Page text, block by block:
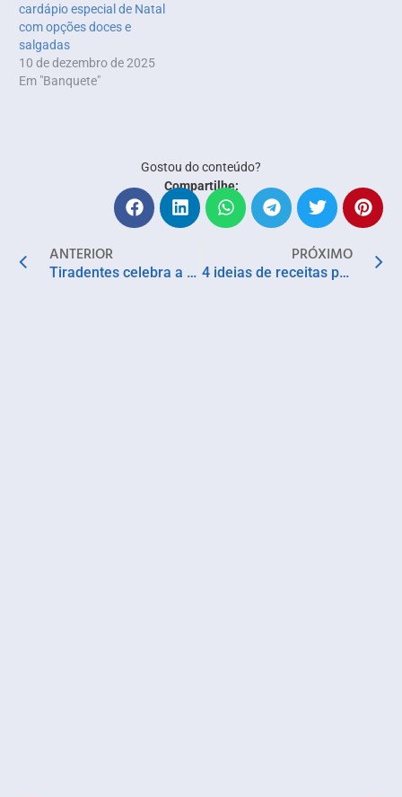
cardápio especial de Natal
com opções doces e
salgadas
10 de dezembro de 2025
Em "Banquete"
Gostou do conteúdo?
Compartilhe:
ANTERIOR
Tiradentes celebra a cultura e a culinária mineiras na Semana da Inconfidência
PRÓXIMO
4 ideias de receitas para servir um almoço especial com sabor e praticidade